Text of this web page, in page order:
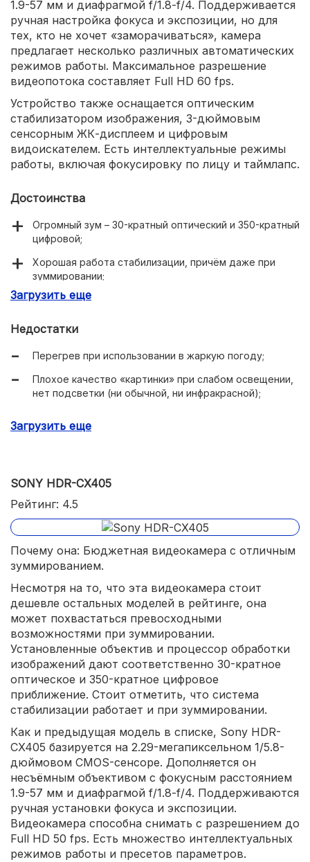
1.9-57 мм и диафрагмой f/1.8-f/4. Поддерживается
ручная настройка фокуса и экспозиции, но для
тех, кто не хочет «заморачиваться», камера
предлагает несколько различных автоматических
режимов работы. Максимальное разрешение
видеопотока составляет Full HD 60 fps.
Устройство также оснащается оптическим
стабилизатором изображения, 3-дюймовым
сенсорным ЖК-дисплеем и цифровым
видоискателем. Есть интеллектуальные режимы
работы, включая фокусировку по лицу и таймлапс.
Достоинства
Огромный зум – 30-кратный оптический и 350-кратный
цифровой;
Хорошая работа стабилизации, причём даже при
зуммировании;
Крошечные габариты и масса всего 300 граммов.
Загрузить еще
Недостатки
Перегрев при использовании в жаркую погоду;
Плохое качество «картинки» при слабом освещении,
нет подсветки (ни обычной, ни инфракрасной);
Загрузить еще
SONY HDR-CX405
Рейтинг: 4.5
Почему она: Бюджетная видеокамера с отличным
зуммированием.
Несмотря на то, что эта видеокамера стоит
дешевле остальных моделей в рейтинге, она
может похвастаться превосходными
возможностями при зуммировании.
Установленные объектив и процессор обработки
изображений дают соответственно 30-кратное
оптическое и 350-кратное цифровое
приближение. Стоит отметить, что система
стабилизации работает и при зуммировании.
Как и предыдущая модель в списке, Sony HDR-
CX405 базируется на 2.29-мегапиксельном 1/5.8-
дюймовом CMOS-сенсоре. Дополняется он
несъёмным объективом с фокусным расстоянием
1.9-57 мм и диафрагмой f/1.8-f/4. Поддерживаются
ручная установки фокуса и экспозиции.
Видеокамера способна снимать с разрешением до
Full HD 50 fps. Есть множество интеллектуальных
режимов работы и пресетов параметров.